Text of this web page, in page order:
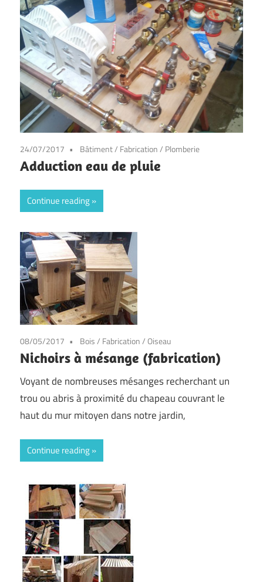
24/07/2017 Bâtiment/ Fabrication/ Plomberie
Adduction eau de pluie
Continue reading
08/05/2017 Bois/ Fabrication/Oiseau
Nichoirs à mésange (fabrication)
Voyant de nombreuses mésanges recherchant un
trou ou abris à proximité du chapeau couvrant le
haut du mur mitoyen dans notre jardin,
Continue reading